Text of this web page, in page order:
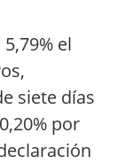
el
siete días
por